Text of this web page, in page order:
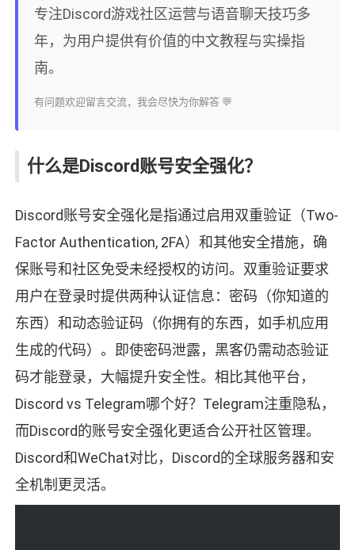
专注Discord游戏社区运营与语音聊天技巧多
年，为用户提供有价值的中文教程与实操指
南。
有问题欢迎留言交流，我会尽快为你解答 💬
什么是Discord账号安全强化？
Discord账号安全强化是指通过启用双重验证（Two-
Factor Authentication, 2FA）和其他安全措施，确
保账号和社区免受未经授权的访问。双重验证要求
用户在登录时提供两种认证信息：密码（你知道的
东西）和动态验证码（你拥有的东西，如手机应用
生成的代码）。即使密码泄露，黑客仍需动态验证
码才能登录，大幅提升安全性。相比其他平台，
Discord vs Telegram哪个好？Telegram注重隐私，
而Discord的账号安全强化更适合公开社区管理。
Discord和WeChat对比，Discord的全球服务器和安
全机制更灵活。